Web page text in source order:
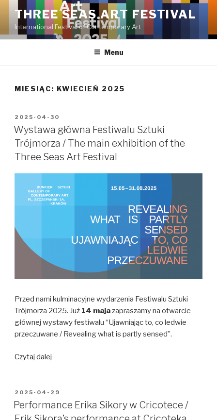
treści
THREE SEAS ART FESTIVAL
International Festival of Contemporary Art
Menu
MIESIĄC: KWIECIEŃ 2025
OPUBLIKOWANE
W
2025-04-30
Wystawa główna Festiwalu Sztuki
Trójmorza / The main exhibition of the
Three Seas Art Festival
Przed nami kulminacyjne wydarzenia Festiwalu Sztuki
Trójmorza 2025. Już 14 majazapraszamy na otwarcie
głównej wystawy festiwalu “Ujawniając to, co ledwie
przeczuwane / Revealing what is partly sensed”.
Czytaj dalej
Sztuki
Trójmorza
/
OPUBLIKOWANE
W
2025-04-29
Performance Erika Sikory w Cricotece /